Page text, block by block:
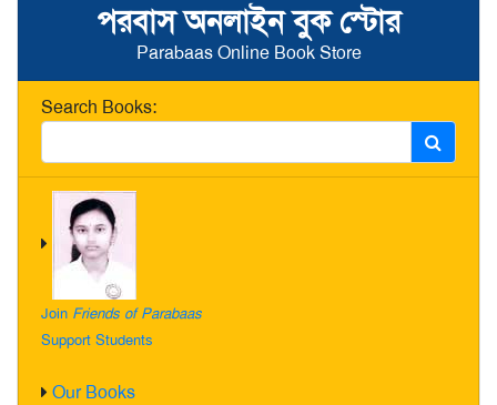
পরবাস অনলাইন বুক স্টোর
Parabaas Online Book Store
Search Books:
Join Friends of Parabaas
Support Students
Our Books